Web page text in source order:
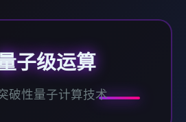
子级运算
破性量子计算技术